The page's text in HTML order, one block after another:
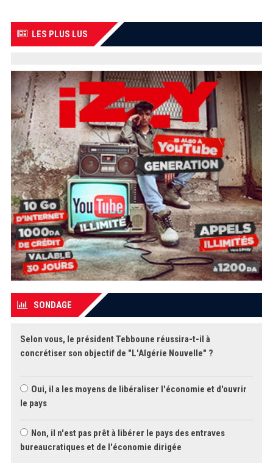
LES PLUS LUS
SONDAGE
Selon vous, le président Tebboune réussira-t-il à
concrétiser son objectif de "L'Algérie Nouvelle" ?
Oui, il a les moyens de libéraliser l'économie et d'ouvrir
le pays
Non, il n'est pas prêt à libérer le pays des entraves
bureaucratiques et de l'économie dirigée